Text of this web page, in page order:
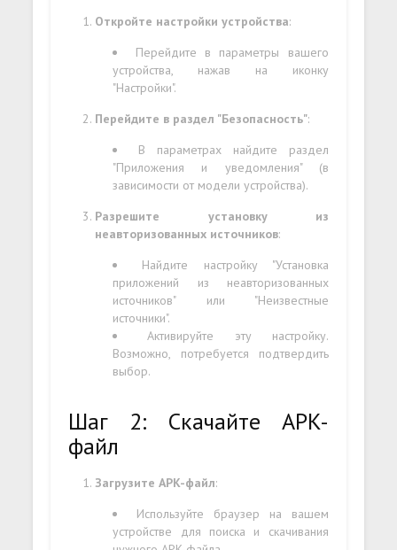
Откройте настройки устройства:
Перейдите в параметры вашего
устройства, нажав на иконку
"Настройки".
Перейдите в раздел "Безопасность":
В параметрах найдите раздел
"Приложения и уведомления" (в
зависимости от модели устройства).
Разрешите установку из
неавторизованных источников:
Найдите настройку "Установка
приложений из неавторизованных
источников" или "Неизвестные
источники".
Активируйте эту настройку.
Возможно, потребуется подтвердить
выбор.
Шаг 2: Скачайте APK-
файл
Загрузите APK-файл:
Используйте браузер на вашем
устройстве для поиска и скачивания